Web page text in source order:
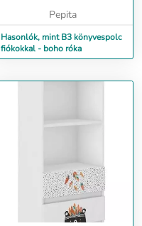
Pepita
Hasonlók, mint B3 könyvespolc
fiókokkal - boho róka